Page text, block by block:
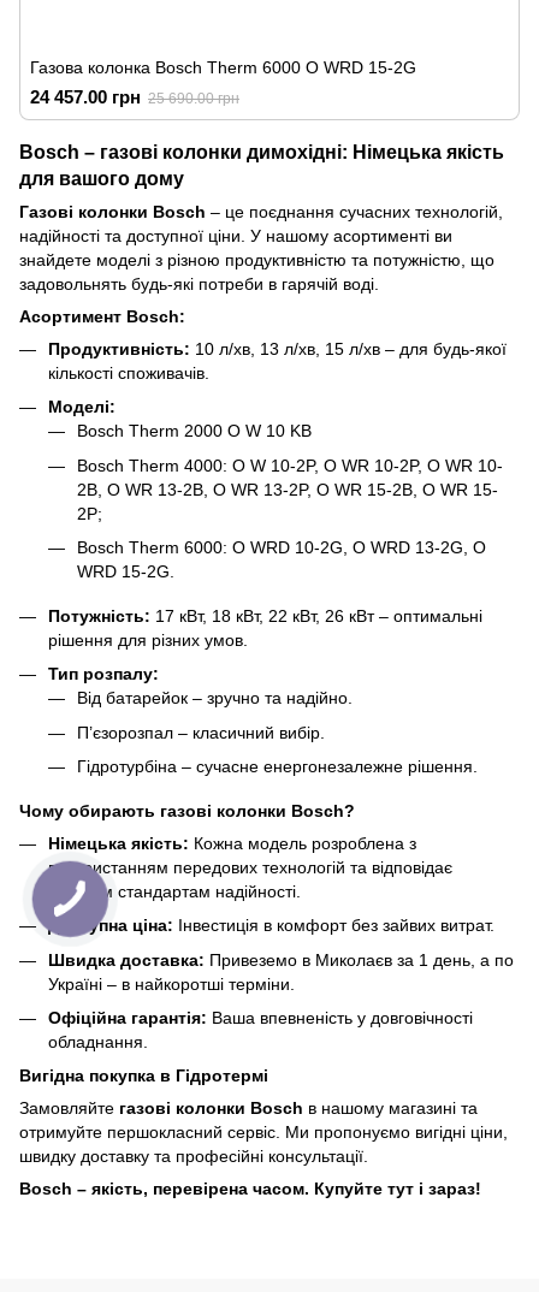
Газова колонка Bosch Therm 6000 O WRD 15-2G
24 457.00 грн 25 690.00 грн
Bosch – газові колонки димохідні: Німецька якість
для вашого дому
Газові колонки Bosch – це поєднання сучасних технологій,
надійності та доступної ціни. У нашому асортименті ви
знайдете моделі з різною продуктивністю та потужністю, що
задовольнять будь-які потреби в гарячій воді.
Асортимент Bosch:
Продуктивність: 10 л/хв, 13 л/хв, 15 л/хв – для будь-якої
кількості споживачів.
Моделі:
Bosch Therm 2000 O W 10 KB
Bosch Therm 4000: O W 10-2P, O WR 10-2P, O WR 10-
2B, O WR 13-2B, O WR 13-2P, O WR 15-2B, O WR 15-
2P;
Bosch Therm 6000: O WRD 10-2G, O WRD 13-2G, O
WRD 15-2G.
Потужність: 17 кВт, 18 кВт, 22 кВт, 26 кВт – оптимальні
рішення для різних умов.
Тип розпалу:
Від батарейок – зручно та надійно.
П’єзорозпал – класичний вибір.
Гідротурбіна – сучасне енергонезалежне рішення.
Чому обирають газові колонки Bosch?
Німецька якість: Кожна модель розроблена з
використанням передових технологій та відповідає
високим стандартам надійності.
Доступна ціна: Інвестиція в комфорт без зайвих витрат.
Швидка доставка: Привеземо в Миколаєв за 1 день, а по
Україні – в найкоротші терміни.
Офіційна гарантія: Ваша впевненість у довговічності
обладнання.
Вигідна покупка в Гідротермі
Замовляйте газові колонки Bosch в нашому магазині та
отримуйте першокласний сервіс. Ми пропонуємо вигідні ціни,
швидку доставку та професійні консультації.
Bosch – якість, перевірена часом. Купуйте тут і зараз!